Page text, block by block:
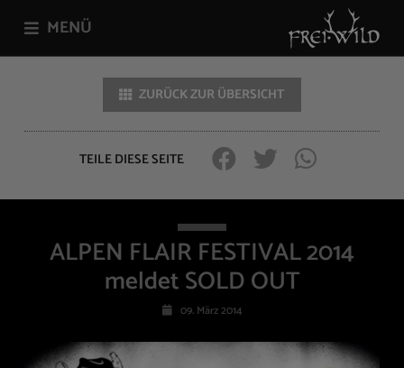
MENÜ
ZURÜCK ZUR ÜBERSICHT
TEILE DIESE SEITE
ALPEN FLAIR FESTIVAL 2014
meldet SOLD OUT
09. März 2014